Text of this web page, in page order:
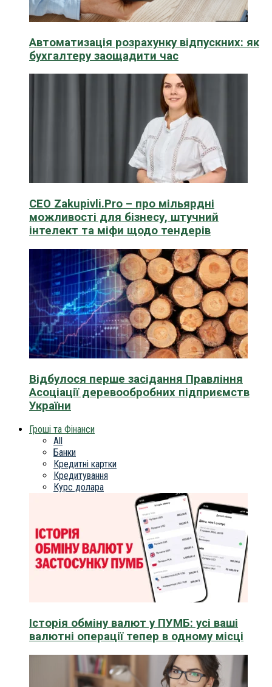
Автоматизація розрахунку відпускних: як
бухгалтеру заощадити час
CEO Zakupivli.Pro – про мільярдні
можливості для бізнесу, штучний
інтелект та міфи щодо тендерів
Відбулося перше засідання Правління
Асоціації деревообробних підприємств
України
Гроші та Фінанси
All
Банки
Кредитні картки
Кредитування
Курс долара
Історія обміну валют у ПУМБ: усі ваші
валютні операції тепер в одному місці